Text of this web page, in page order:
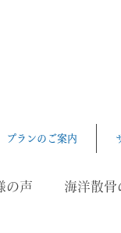
プランのご案内
の声 海洋散骨